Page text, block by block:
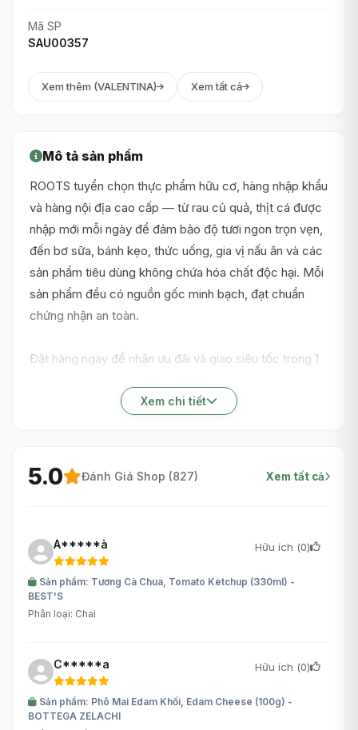
Mã SP
SAU00357
Xem thêm (VALENTINA) Xem tất cả
Mô tả sản phẩm
ROOTS tuyển chọn thực phẩm hữu cơ, hàng nhập khẩu
và hàng nội địa cao cấp — từ rau củ quả, thịt cá được
nhập mới mỗi ngày để đảm bảo độ tươi ngon trọn vẹn,
đến bơ sữa, bánh kẹo, thức uống, gia vị nấu ăn và các
sản phẩm tiêu dùng không chứa hóa chất độc hại. Mỗi
sản phẩm đều có nguồn gốc minh bạch, đạt chuẩn
chứng nhận an toàn.
Đặt hàng ngay để nhận ưu đãi và giao siêu tốc trong 1
Xem chi tiết
5.0 Đánh Giá Shop (827) Xem tất cả
A*****à Hữu ích (0)
Sản phẩm: Tương Cà Chua, Tomato Ketchup (330ml) -
BEST'S
Phân loại: Chai
C*****a Hữu ích (0)
Sản phẩm: Phô Mai Edam Khối, Edam Cheese (100g) -
BOTTEGA ZELACHI